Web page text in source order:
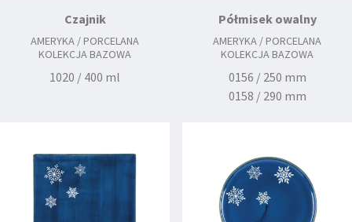
Czajnik
AMERYKA / PORCELANA
KOLEKCJA BAZOWA
1020 / 400 ml
Półmisek owalny
AMERYKA / PORCELANA
KOLEKCJA BAZOWA
0156 / 250 mm
0158 / 290 mm